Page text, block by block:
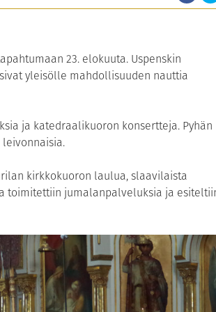
23. elokuuta. Uspenskin
yleisölle mahdollisuuden nauttia
ja katedraalikuoron konsertteja. Pyhän
kirkkokuoron laulua, slaavilaista
toimitettiin jumalanpalveluksia ja